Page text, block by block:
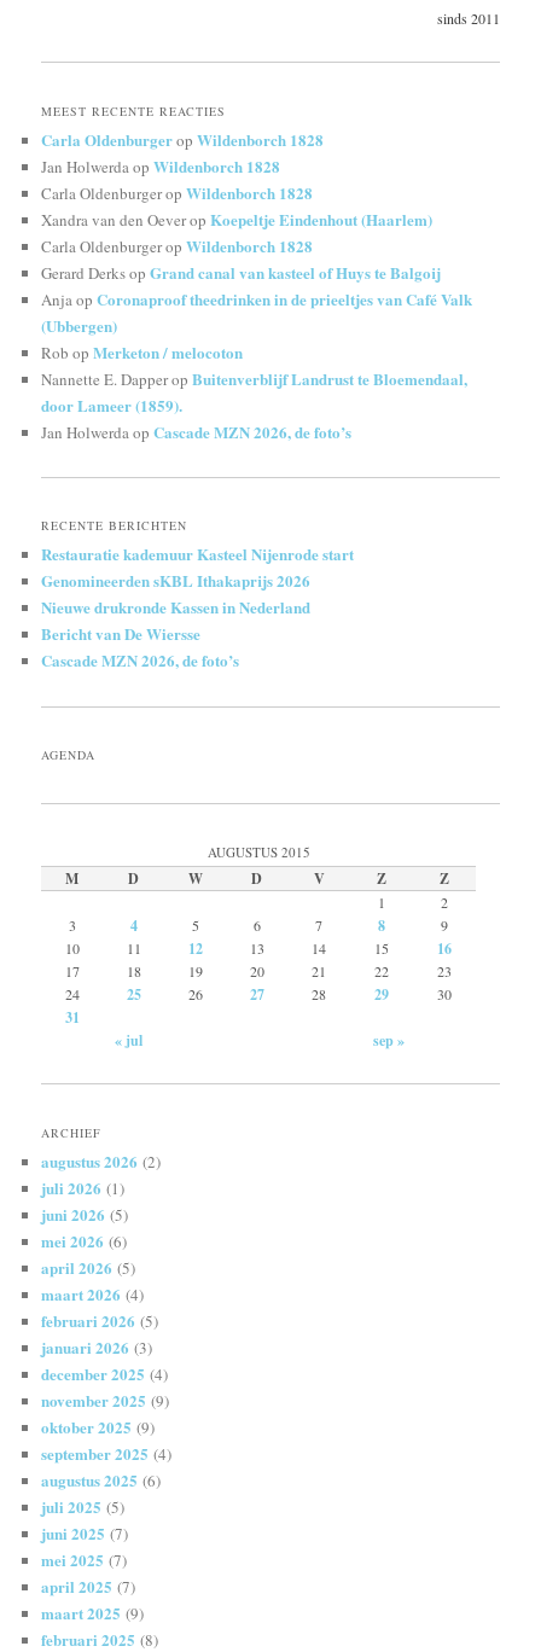
sinds 2011
MEEST RECENTE REACTIES
Carla OldenburgeropWildenborch 1828
Jan HolwerdaopWildenborch 1828
Carla OldenburgeropWildenborch 1828
Xandra van den OeveropKoepeltje Eindenhout (Haarlem)
Carla OldenburgeropWildenborch 1828
Gerard DerksopGrand canal van kasteel of Huys te Balgoij
AnjaopCoronaproof theedrinken in de prieeltjes van Café Valk
(Ubbergen)
Rob opMerketon / melocoton
Nannette E. DapperopBuitenverblijf Landrust te Bloemendaal,
door Lameer (1859).
Jan HolwerdaopCascade MZN 2026, de foto’s
RECENTE BERICHTEN
Restauratie kademuur Kasteel Nijenrode start
Genomineerden sKBL Ithakaprijs 2026
Nieuwe drukronde Kassen in Nederland
Bericht van De Wiersse
Cascade MZN 2026, de foto’s
AGENDA
AUGUSTUS 2015
M D W D V Z Z
1
2
3
4 5 6 7 8
9
10
11 12 13 14 15 16
17 18 19 20 21 22
23
24
25 26 27 28 29 30
31
« jul
sep »
ARCHIEF
augustus 2026 (2)
juli 2026 (1)
juni 2026 (5)
mei 2026 (6)
april 2026 (5)
maart 2026 (4)
februari 2026 (5)
januari 2026 (3)
december 2025 (4)
november 2025 (9)
oktober 2025 (9)
september 2025 (4)
augustus 2025 (6)
juli 2025 (5)
juni 2025 (7)
mei 2025 (7)
april 2025 (7)
maart 2025 (9)
februari 2025 (8)